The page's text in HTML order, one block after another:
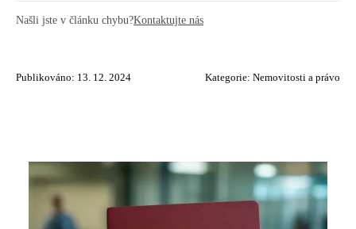
Našli jste v článku chybu?Kontaktujte nás
Publikováno: 13. 12. 2024 Kategorie: Nemovitosti a právo